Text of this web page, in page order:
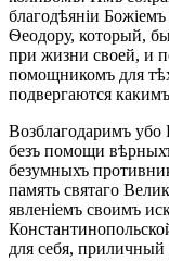
благодѣяніи
Ѳеодору, который,
при жизни своей, и
помощникомъ для
подвергаются
Возблагодаримъ убо
безъ помощи
безумныхъ
память святаго
явленіемъ своимъ
для себя,